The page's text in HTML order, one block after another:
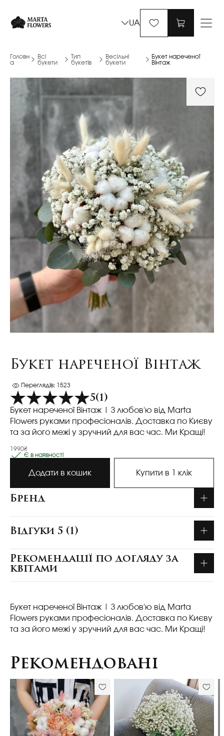
UA
Головн
а
Всі
букети
Тип
букетів
Весільні
букети
Букет нареченої
Вінтаж
Букет нареченої Вінтаж
Переглядів: 1523
5(1)
Букет нареченої Вінтаж | З любов'ю від Marta
Flowers руками професіоналів. Доставка по Києву
та за його межі у зручний для вас час. Ми Кращі!
1990₴
Є в наявності
Додати в кошик Купити в 1 клік
Бренд
Відгуки 5 (1)
Рекомендації по догляду за
квітами
Букет нареченої Вінтаж | З любов'ю від Marta
Flowers руками професіоналів. Доставка по Києву
та за його межі у зручний для вас час. Ми Кращі!
Рекомендовані